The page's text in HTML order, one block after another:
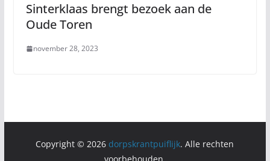
Sinterklaas brengt bezoek aan de
Oude Toren
november 28, 2023
Copyright © 2026 dorpskrantpuiflijk. Alle rechten